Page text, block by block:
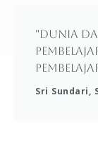
"Dunia
Sri Sundari,